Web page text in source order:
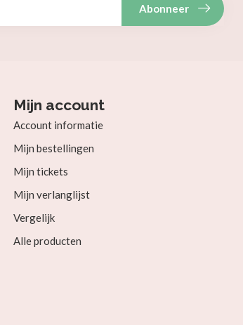
Abonneer
Mijn account
Account informatie
Mijn bestellingen
Mijn tickets
Mijn verlanglijst
Vergelijk
Alle producten